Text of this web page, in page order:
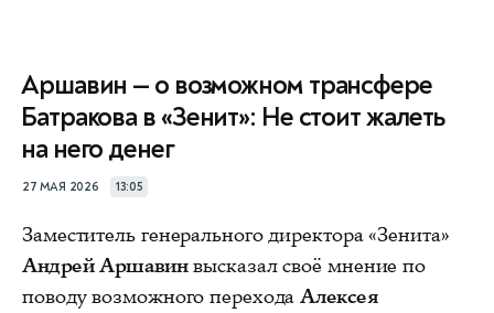
Аршавин — о возможном трансфере
Батракова в «Зенит»: Не стоит жалеть
на него денег
27 МАЯ 2026 13:05
Заместитель генерального директора «Зенита»
Андрей Аршавинвысказал своё мнение по
поводу возможного переходаАлексея